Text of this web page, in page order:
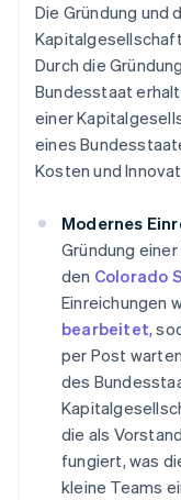
Die Gründung und
Durch die
Bundesstaat
einer
eines
Kosten und
Modernes
Gründung
den Colorado
Einreichungen
bearbeitet,
per Post
des
die als
fungiert, was
kleine Teams